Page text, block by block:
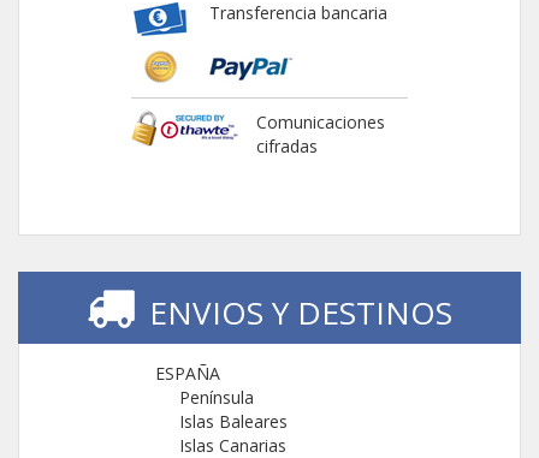
Transferencia bancaria
Comunicaciones
cifradas
ENVIOS Y DESTINOS
ESPAÑA
Península
Islas Baleares
Islas Canarias